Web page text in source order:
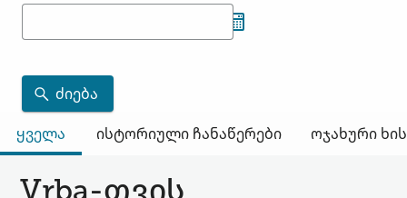
ᲫᲘᲔᲑᲐ
ყველა
ისტორიული ჩანაწერები ოჯახური